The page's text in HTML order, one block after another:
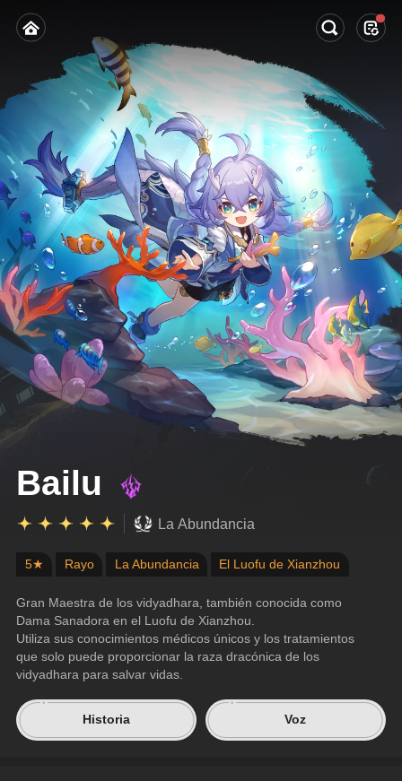
Bailu
La Abundancia
5★ Rayo La Abundancia El Luofu de Xianzhou
Gran Maestra de los vidyadhara, también conocida como
Dama Sanadora en el Luofu de Xianzhou.
Utiliza sus conocimientos médicos únicos y los tratamientos
que solo puede proporcionar la raza dracónica de los
vidyadhara para salvar vidas.
Historia Voz